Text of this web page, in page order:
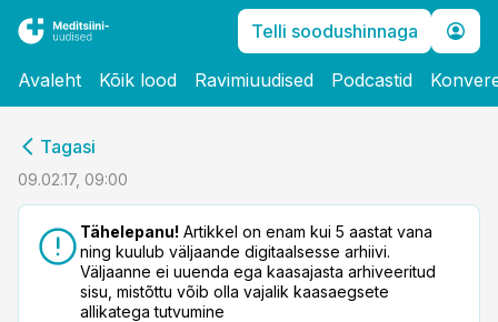
Telli soodushinnaga
Avaleht Kõik lood Ravimiuudised Podcastid
Tagasi
09.02.17, 09:00
Tähelepanu! Artikkel on enam kui 5 aastat vana
ning kuulub väljaande digitaalsesse arhiivi.
Väljaanne ei uuenda ega kaasajasta arhiveeritud
sisu, mistõttu võib olla vajalik kaasaegsete
allikatega tutvumine